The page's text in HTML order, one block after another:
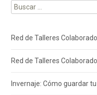
Buscar:
Red de Talleres
Red de Talleres
Invernaje: Cómo guardar